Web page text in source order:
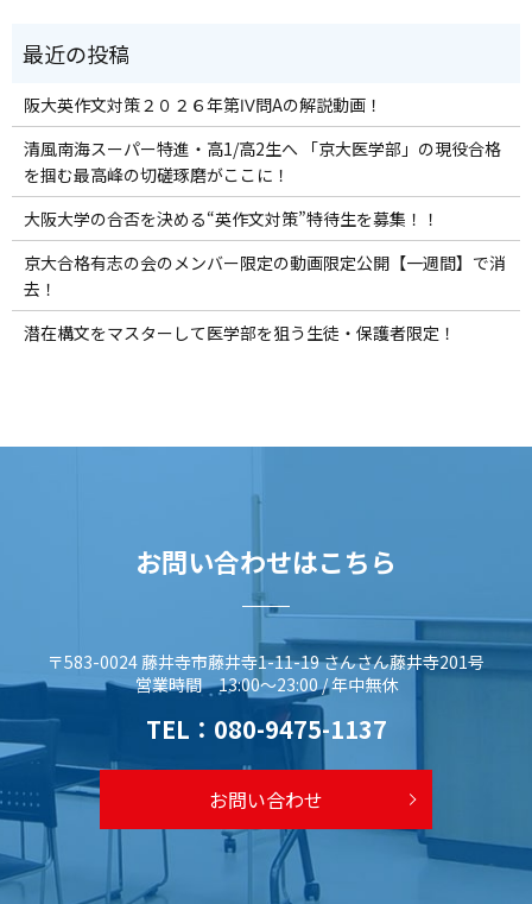
阪大英作文対策２０２６年第Ⅳ問Aの解説動画！
清風南海スーパー特進・高1/高2生へ 「京大医学部」の現役合格
を掴む最高峰の切磋琢磨がここに！
大阪大学の合否を決める“英作文対策”特待生を募集！！
京大合格有志の会のメンバー限定の動画限定公開【一週間】で消
去！
潜在構文をマスターして医学部を狙う生徒・保護者限定！
お問い合わせはこちら
〒583-0024 藤井寺市藤井寺1-11-19 さんさん藤井寺201号
営業時間 13:00～23:00 / 年中無休
TEL： 080-9475-1137
お問い合わせ